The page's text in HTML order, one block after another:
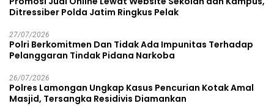
Ditressiber Polda Jatim Ringkus Pelak
27/07/2026
Polri Berkomitmen Dan Tidak Ada Impunitas Terhadap
Pelanggaran Tindak Pidana Narkoba
26/07/2026
Polres Lamongan Ungkap Kasus Pencurian Kotak Amal
Masjid, Tersangka Residivis Diamankan